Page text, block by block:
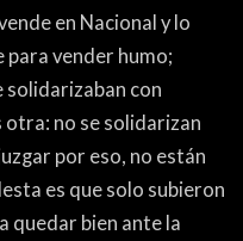
en Nacional y lo
para vender humo;
con
otra: no se solidarizan
por eso, no están
es que solo subieron
quedar bien ante la